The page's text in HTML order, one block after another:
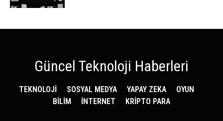
Güncel Teknoloji Haberleri
TEKNOLOJİ SOSYAL MEDYA YAPAY ZEKA
OYUN
BİLİM
İNTERNET KRİPTO PARA